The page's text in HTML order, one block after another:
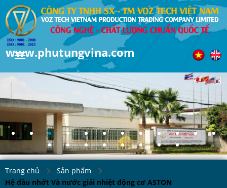
www.phutungvina.com
Trang chủ
Sản phẩm
Hệ dầu nhớt Và nước giải nhiệt động cơ ASTON